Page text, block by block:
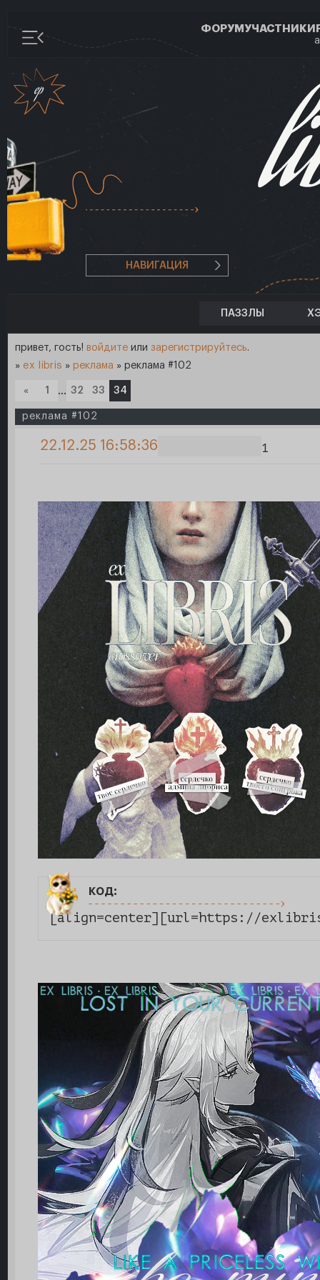
ФОРУМУЧАСТНИКИ
НАВИГАЦИЯ
ПАЗЗЛЫ
привет, гость! войдите или зарегистрируйтесь.
» ex libris » реклама » реклама #102
« 1 … 32 33 34
реклама #102
1
22.12.25 16:58:36
код:
[align=center][url=https://